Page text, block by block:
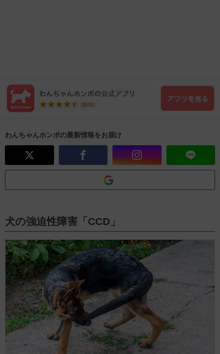
わんちゃんホンポの最新情報をお届け
犬の強迫性障害「CCD」